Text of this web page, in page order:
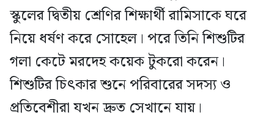
স্কুলের দ্বিতীয় শ্রেণির শিক্ষার্থী রামিসাকে ঘরে
নিয়ে ধর্ষণ করে সোহেল। পরে তিনি শিশুটির
গলা কেটে মরদেহ কয়েক টুকরো করেন।
শিশুটির চিৎকার শুনে পরিবারের সদস্য ও
প্রতিবেশীরা যখন দ্রুত সেখানে যায়।